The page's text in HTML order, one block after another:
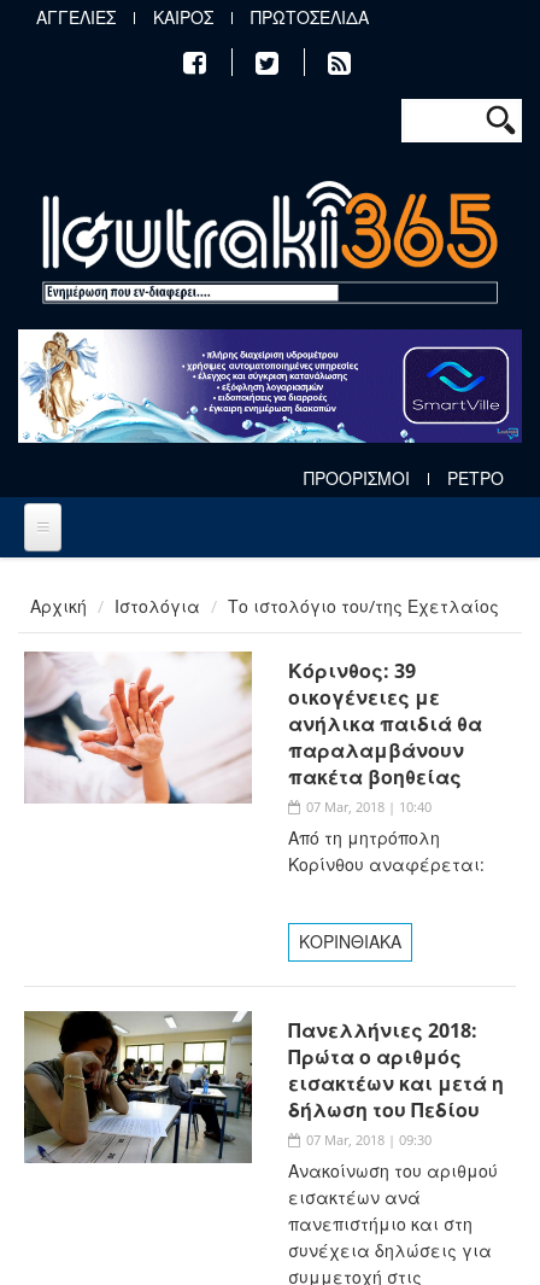
Παράκαμψη προς το κυρίως περιεχόμενο
ΑΓΓΕΛΙΕΣ ΚΑΙΡΟΣ ΠΡΩΤΟΣΕΛΙΔΑ
Φόρμα
Αναζήτηση
ΠΡΟΟΡΙΣΜΟΙ ΡΕΤΡΟ
Αρχική Ιστολόγια Το ιστολόγιο του/της Εχετλαίος
Κόρινθος: 39
οικογένειες με
ανήλικα παιδιά θα
παραλαμβάνουν
πακέτα βοηθείας
07 Mar, 2018 | 10:40
Από τη μητρόπολη
Κορίνθου αναφέρεται:
ΚΟΡΙΝΘΙΑΚΑ
Πανελλήνιες 2018:
Πρώτα ο αριθμός
εισακτέων και μετά η
δήλωση του Πεδίου
07 Mar, 2018 | 09:30
Ανακοίνωση του αριθμού
εισακτέων ανά
πανεπιστήμιο και στη
συνέχεια δηλώσεις για
συμμετοχή στις